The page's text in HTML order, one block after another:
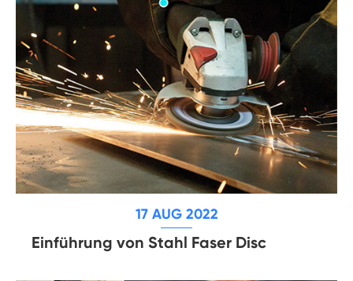
17 AUG 2022
Einführung von Stahl Faser Disc